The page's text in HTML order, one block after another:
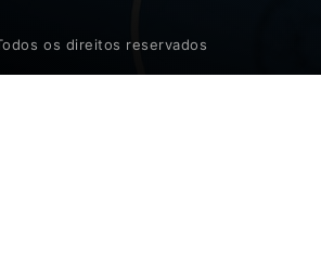
os direitos reservados